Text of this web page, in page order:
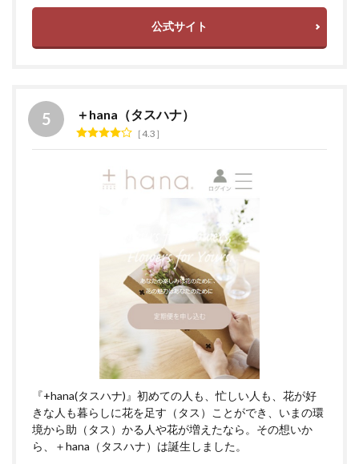
公式サイト
＋hana（タスハナ）
4.3
『+hana(タスハナ)』初めての人も、忙しい人も、花が好
きな人も暮らしに花を足す（タス）ことができ、いまの環
境から助（タス）かる人や花が増えたなら。その想いか
ら、＋hana（タスハナ）は誕生しました。